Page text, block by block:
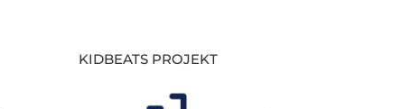
KIDBEATS PROJEKT